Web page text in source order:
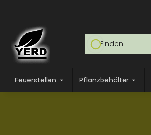
Feuerstellen Pflanzbehälter